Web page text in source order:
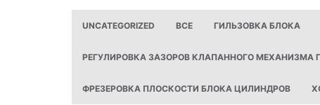
UNCATEGORIZED ВСЕ ГИЛЬЗОВКА БЛОКА
РЕГУЛИРОВКА ЗАЗОРОВ КЛАПАННОГО МЕХАНИЗМА
ФРЕЗЕРОВКА ПЛОСКОСТИ БЛОКА ЦИЛИНДРОВ